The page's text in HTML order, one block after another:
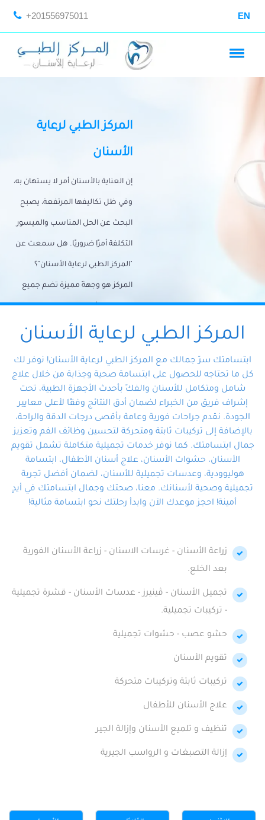
+201556975011 EN
المركز الطبي لرعاية
الأسنان
إن العناية بالأسنان أمر لا يستهان به،
وفي ظل تكاليفها المرتفعة، يصبح
البحث عن الحل المناسب والميسور
التكلفة أمرًا ضروريًا. هل سمعت عن
"المركز الطبي لرعاية الأسنان"؟
المركز هو وجهةً مميزة تضم جميع
احتياجات الأسنان تحت سقف واحد،
وتضمن لك حلاً شاملًا لجميع
المتخصص ذوي الخبرة، ستجد نفسك
في أيد أمينة تلبي احتياجاتك بكل
احترافية ودقة.
المركز الطبي لرعاية الأسنان
ابتسامتك سرّ جمالك مع المركز الطبي لرعاية الأسنان! نوفر لك
كل ما تحتاجه للحصول على ابتسامة صحية وجذابة من خلال علاج
شامل ومتكامل للأسنان والفكّ بأحدث الأجهزة الطبية، تحت
إشراف فريق من الخبراء لضمان أدق النتائج وفقًا لأعلى معايير
الجودة. نقدم جراحات فورية وعامة بأقصى درجات الدقة والراحة،
بالإضافة إلى تركيبات ثابتة ومتحركة لتحسين وظائف الفم وتعزيز
جمال ابتسامتك. كما نوفر خدمات تجميلية متكاملة تشمل تقويم
الأسنان، حشوات الأسنان، علاج أسنان الأطفال، ابتسامة
هوليوودية، وعدسات تجميلية للأسنان، لضمان أفضل تجربة
تجميلية وصحية لأسنانك. معنا، صحتك وجمال ابتسامتك في أيدٍ
أمينة! احجز موعدك الآن وابدأ رحلتك نحو ابتسامة مثالية!
زراعة الأسنان - غرسات الاسنان - زراعة الأسنان الفورية
بعد الخلع.
تجميل الأسنان - ڤينيرز - عدسات الأسنان - قشرة تجميلية
- تركيبات تجميلية.
حشو عصب - حشوات تجميلية
تقويم الأسنان
تركيبات ثابتة وتركيبات متحركة
علاج الأسنان للأطفال
تنظيف و تلميع الأسنان وإزالة الجير
إزالة التصبغات و الرواسب الجيرية